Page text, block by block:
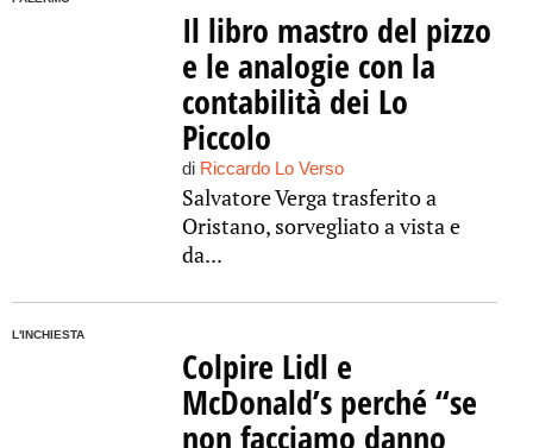
Il libro mastro del pizzo
e le analogie con la
contabilità dei Lo
Piccolo
di Riccardo Lo Verso
Salvatore Verga trasferito a
Oristano, sorvegliato a vista e
da...
L'INCHIESTA
Colpire Lidl e
McDonald’s perché “se
non facciamo danno